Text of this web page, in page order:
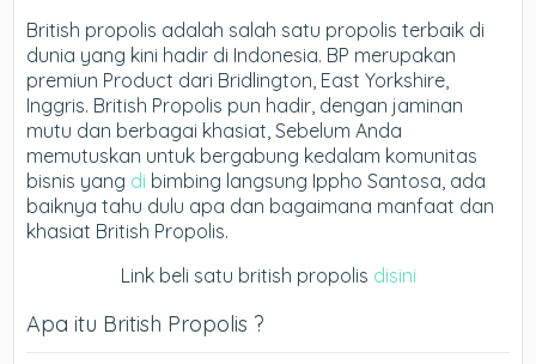
British propolis adalah salah satu propolis terbaik di
dunia yang kini hadir di Indonesia. BP merupakan
premiun Product dari Bridlington, East Yorkshire,
Inggris. British Propolis pun hadir, dengan jaminan
mutu dan berbagai khasiat, Sebelum Anda
memutuskan untuk bergabung kedalam komunitas
bisnis yang di bimbing langsung Ippho Santosa, ada
baiknya tahu dulu apa dan bagaimana manfaat dan
khasiat British Propolis.
Link beli satu british propolis disini
Apa itu British Propolis ?